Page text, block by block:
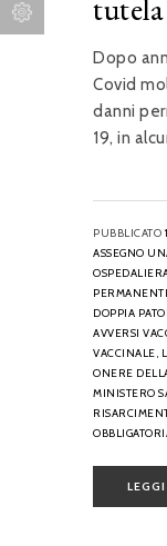
Dopo
Covid
danni
19, in
PUBBLICATO
ASSEGNO
DOPPIA
AVVERSI
VACCINALE,
ONERE
MINISTERO
LEGGI